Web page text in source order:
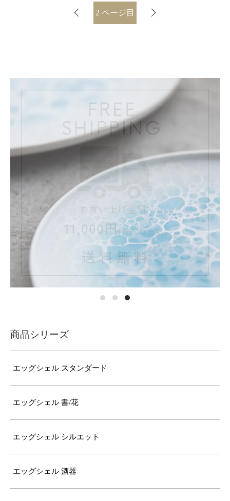
2 ページ目
商品シリーズ
エッグシェル スタンダード
エッグシェル 書/花
エッグシェル シルエット
エッグシェル 酒器